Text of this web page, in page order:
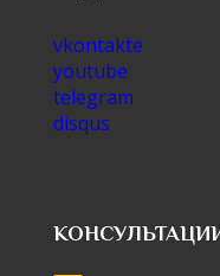
vkontakte
youtube
telegram
disqus